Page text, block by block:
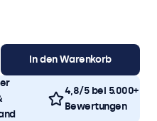
In den Warenkorb
4,8/5 bei 5.000+
Bewertungen